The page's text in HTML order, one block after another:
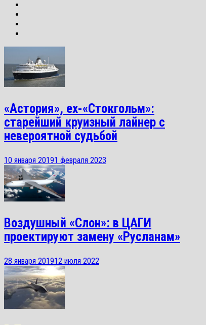
«Астория», ex-«Стокгольм»:
старейший круизный лайнер с
невероятной судьбой
10 января 20191 февраля 2023
Воздушный «Слон»: в ЦАГИ
проектируют замену «Русланам»
28 января 201912 июля 2022